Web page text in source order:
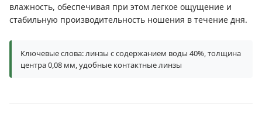
влажность, обеспечивая при этом легкое ощущение и
стабильную производительность ношения в течение дня.
Ключевые слова: линзы с содержанием воды 40%, толщина
центра 0,08 мм, удобные контактные линзы